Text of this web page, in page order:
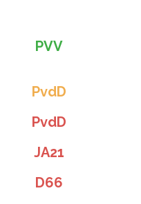
PVV
PvdD
PvdD
JA21
D66